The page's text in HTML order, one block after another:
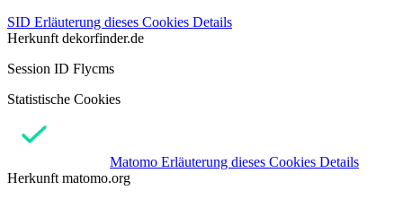
SID Erläuterung dieses Cookies Details
Herkunft dekorfinder.de
Session ID Flycms
Statistische Cookies
Matomo Erläuterung dieses Cookies Details
Herkunft matomo.org